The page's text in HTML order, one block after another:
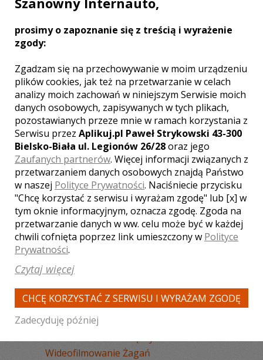
ślubu, czy każdej innej uroczystości,
nie ma nudy podczas oglądania.
sprawy. Zawsze podchodzimy
indywidualnie do każdej produkcji.
Zobacz więcej
Liczba pozycji:1
WOJEWÓDZTWO LUBUSKIE – ZOBACZ
LISTĘ KAMERZYSTÓW Z INNYCH
MIAST:
Wideofilmowanie Zielona Góra
Wideofilmowanie Gorzów
Wielkopolski
Wideofilmowanie Świebodzin
Wideofilmowanie Nowa Sól
Wideofilmowanie Żagań
prosimy o zapoznanie się z treścią i wyrażenie
zgody:
Zgadzam się na przechowywanie w moim urządzeniu
plików cookies, jak też na przetwarzanie w celach
analizy moich zachowań w niniejszym Serwisie moich
danych osobowych, zapisywanych w tych plikach,
pozostawianych przeze mnie w ramach korzystania z
Serwisu przez Aplikuj.pl Paweł Strykowski 43-300
Bielsko-Biała ul. Legionów 26/28oraz jego
Zaufanych partnerów. Więcej informacji związanych z
przetwarzaniem danych osobowych znajdą Państwo
w naszej Polityce Prywatności. Naciśniecie przycisku
"Chcę korzystać z serwisu i wyrażam zgodę" lub [x] w
tym oknie informacyjnym, oznacza zgodę. Zgoda na
przetwarzanie danych w ww. celu może być w każdej
chwili cofnięta poprzez link umieszczony w Polityce
Prywatności.
Czytaj więcej
CHCĘ KORZYSTAĆ Z SERWISU I WYRAŻAM ZGODĘ
Zadecyduję później